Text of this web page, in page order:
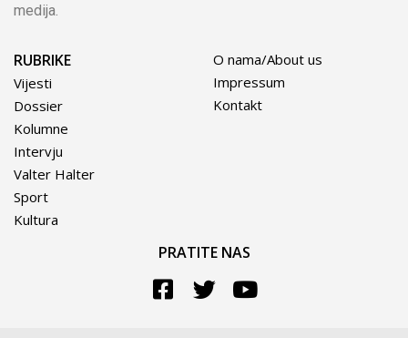
medija.
RUBRIKE
Vijesti
Dossier
Kolumne
Intervju
Valter Halter
Sport
Kultura
O nama/About us
Impressum
Kontakt
PRATITE NAS